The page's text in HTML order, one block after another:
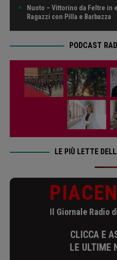
Nuoto – Vittorino da Feltre in
Ragazzi con Pilla e Barbazza
PODCAST
LE PIÙ LETTE
Il Giornale Radio
CLICCA E
LE ULTIME